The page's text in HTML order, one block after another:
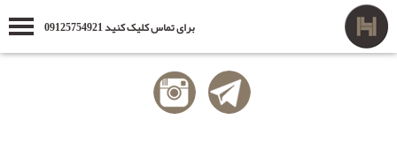
برای تماس کلیک کنید 09125754921